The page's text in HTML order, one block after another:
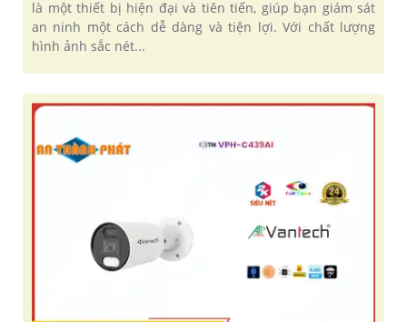
là một thiết bị hiện đại và tiên tiến, giúp bạn giám sát
an ninh một cách dễ dàng và tiện lợi. Với chất lượng
hình ảnh sắc nét...